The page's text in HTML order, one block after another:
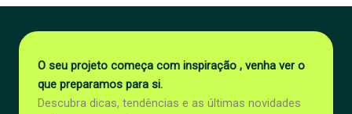
O seu projeto começa com inspiração , venha ver o
que preparamos para si.
Descubra dicas, tendências e as últimas novidades